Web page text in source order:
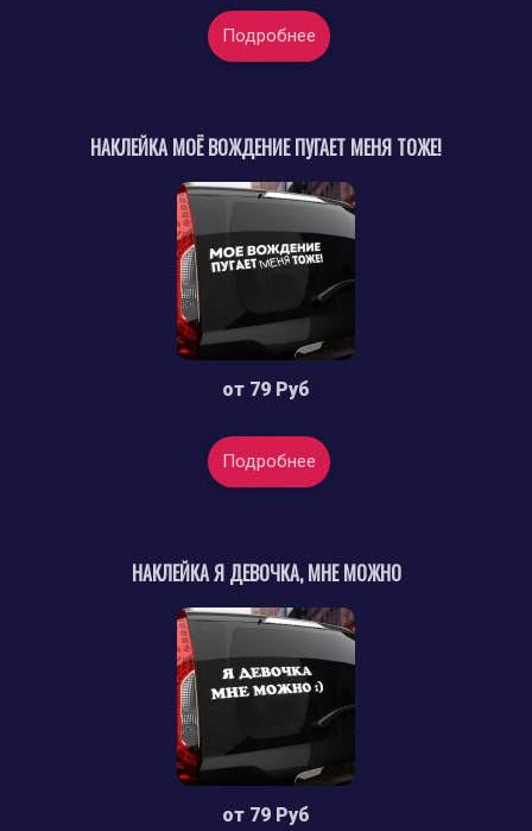
Подробнее
НАКЛЕЙКА МОЁ ВОЖДЕНИЕ ПУГАЕТ МЕНЯ ТОЖЕ!
от 79 Руб
Подробнее
НАКЛЕЙКА Я ДЕВОЧКА, МНЕ МОЖНО
от 79 Руб